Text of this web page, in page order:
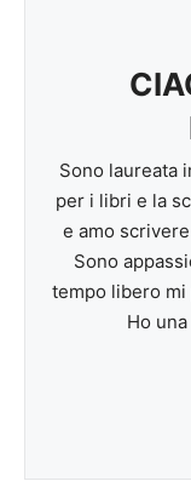
Sono laureata
per i libri e la
e amo
Sono
tempo libero
Ho